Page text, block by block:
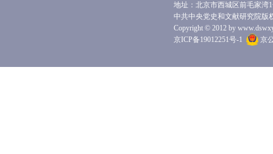
地址：北京市西城区前毛家湾
中共中央党史和文献研究院版
Copyright © 2012 by
京ICP备19012251号-1
京